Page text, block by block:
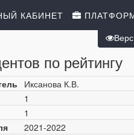
КАБИНЕТ
по рейтингу
Иксанова К.В.
1
1
2021-2022